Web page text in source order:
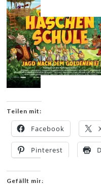
Teilen mit:
Facebook
Pinterest
Gefällt mir: